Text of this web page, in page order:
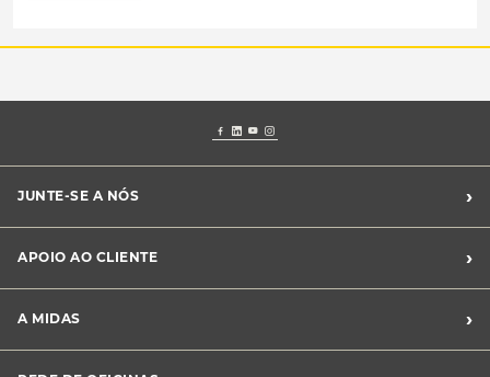
JUNTE-SE A NÓS ›
Franchising Midas
APOIO AO CLIENTE ›
Livro de Reclamações
Canal de Denúncias
A MIDAS ›